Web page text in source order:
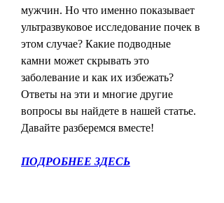
мужчин. Но что именно показывает
ультразвуковое исследование почек в
этом случае? Какие подводные
камни может скрывать это
заболевание и как их избежать?
Ответы на эти и многие другие
вопросы вы найдете в нашей статье.
Давайте разберемся вместе!
ПОДРОБНЕЕ ЗДЕСЬ